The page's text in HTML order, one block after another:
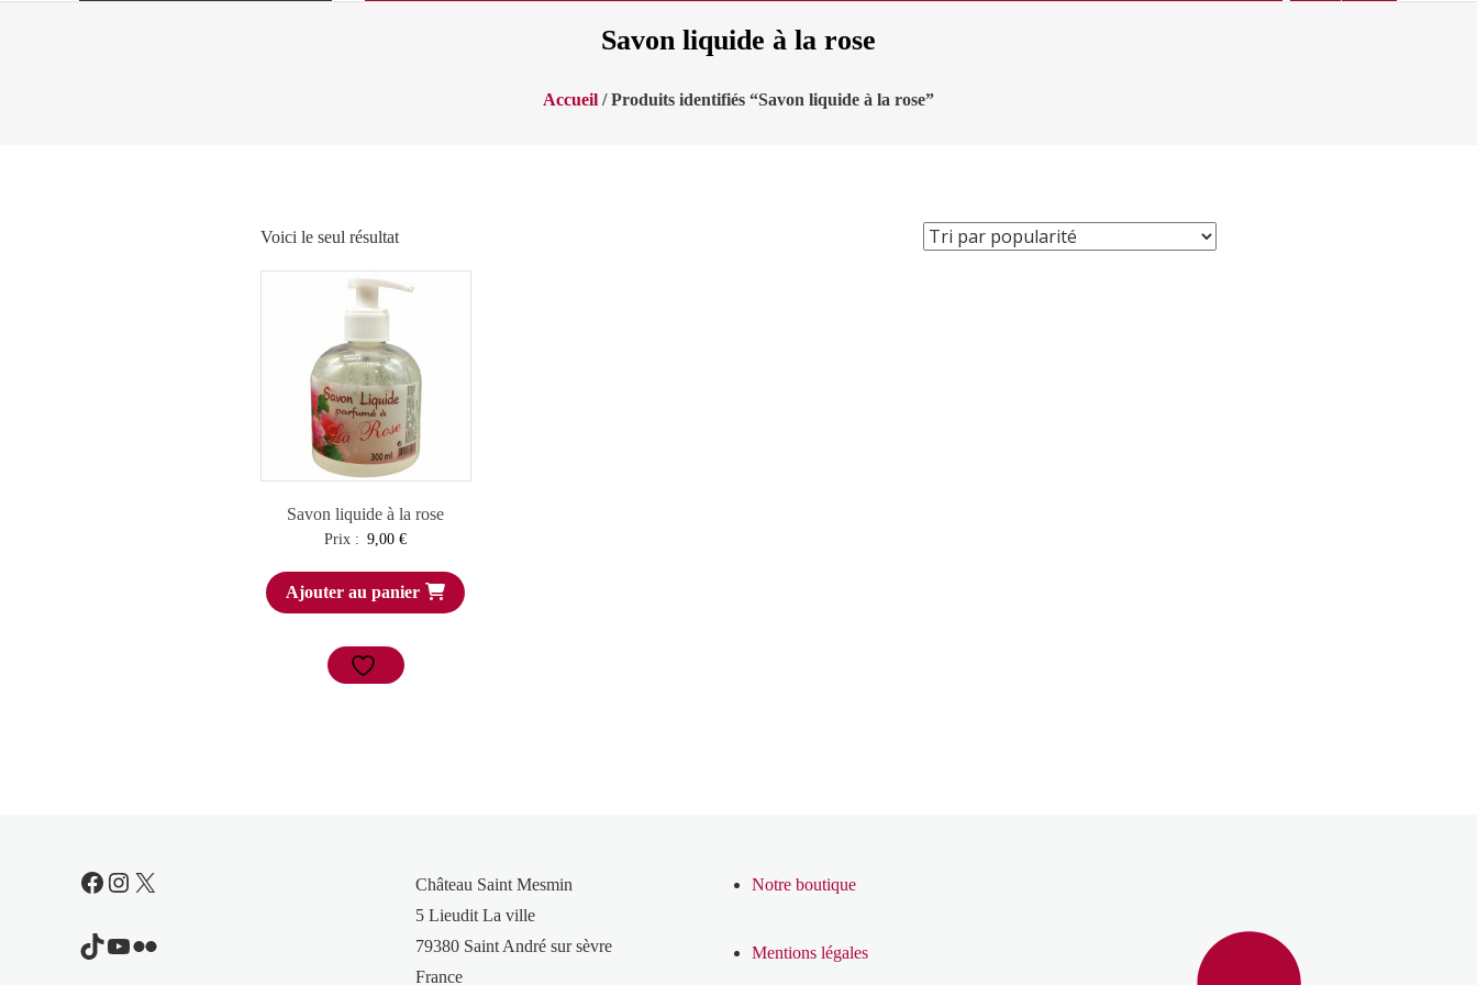
Savon liquide à la rose
Accueil / Produits identifiés “Savon liquide à la rose”
Voici le seul résultat
Savon liquide à la rose
Prix : 9,00€
Ajouter au panier
Facebook
Instagram
X
TikTok
YouTube
Flickr
Château Saint Mesmin
5 Lieudit La ville
79380 Saint André sur sèvre
France
Notre boutique
Mentions légales